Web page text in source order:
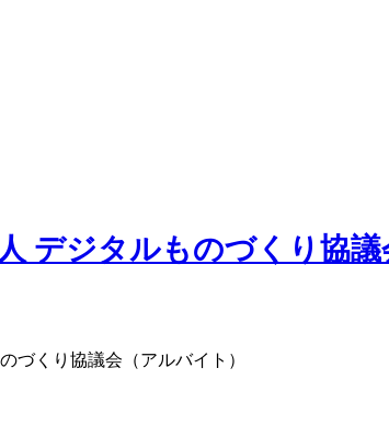
デジタルものづくり協議
づくり協議会（アルバイト）